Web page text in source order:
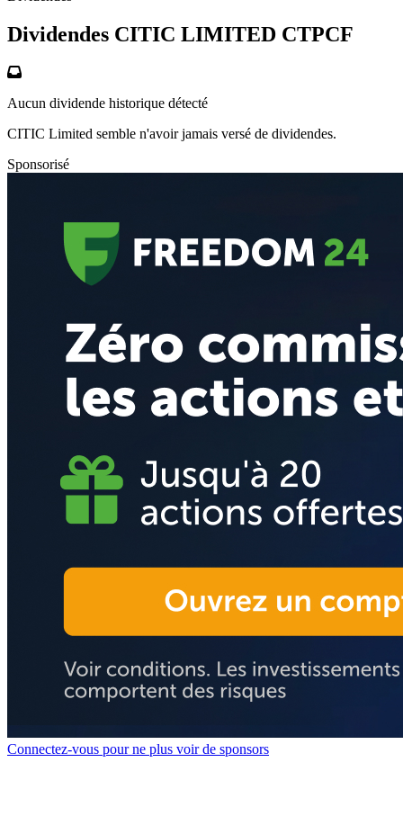
Dividendes CITIC LIMITED CTPCF
Aucun dividende historique détecté
CITIC Limited semble n'avoir jamais versé de dividendes.
Sponsorisé
Connectez-vous pour ne plus voir de sponsors